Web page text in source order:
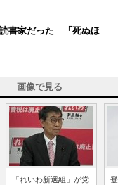
書家だった 『死ぬほ
画像で見る
「れいわ新選組」が党